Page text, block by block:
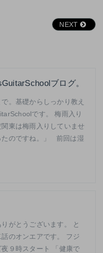
NEXT
ブログ。
。基礎からしっかり教え
です。 梅雨入り
東は梅雨入りしていませ
たのですね。」 前回は湿
がとうございます。 と
のオンエアです。 フジ
９時スタート 「健康で